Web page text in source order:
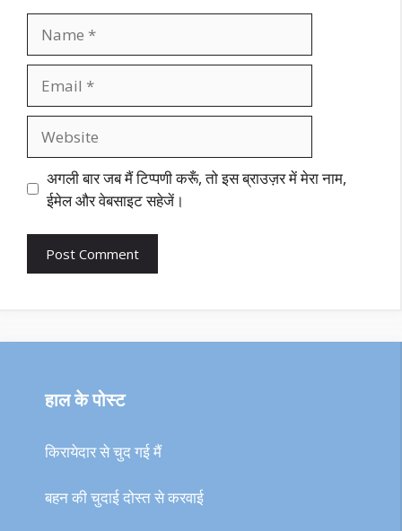
अगली बार जब मैं टिप्पणी करूँ, तो इस ब्राउज़र में मेरा नाम,
ईमेल और वेबसाइट सहेजें।
हाल के पोस्ट
किरायेदार से चुद गई मैं
बहन की चुदाई दोस्त से करवाई